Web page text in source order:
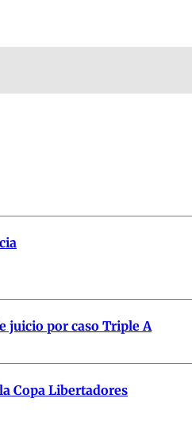
juicio por caso Triple A
Copa Libertadores